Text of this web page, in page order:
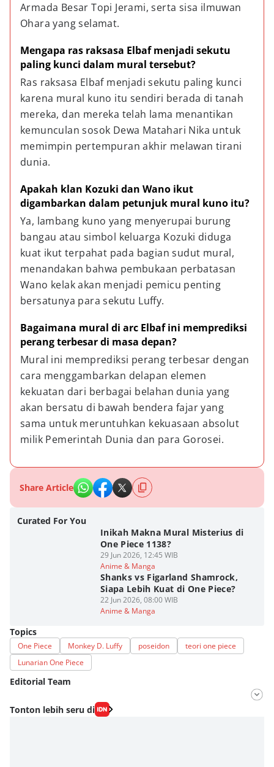
Armada Besar Topi Jerami, serta sisa ilmuwan
Ohara yang selamat.
Mengapa ras raksasa Elbaf menjadi sekutu
paling kunci dalam mural tersebut?
Ras raksasa Elbaf menjadi sekutu paling kunci
karena mural kuno itu sendiri berada di tanah
mereka, dan mereka telah lama menantikan
kemunculan sosok Dewa Matahari Nika untuk
memimpin pertempuran akhir melawan tirani
dunia.
Apakah klan Kozuki dan Wano ikut
digambarkan dalam petunjuk mural kuno itu?
Ya, lambang kuno yang menyerupai burung
bangau atau simbol keluarga Kozuki diduga
kuat ikut terpahat pada bagian sudut mural,
menandakan bahwa pembukaan perbatasan
Wano kelak akan menjadi pemicu penting
bersatunya para sekutu Luffy.
Bagaimana mural di arc Elbaf ini memprediksi
perang terbesar di masa depan?
Mural ini memprediksi perang terbesar dengan
cara menggambarkan delapan elemen
kekuatan dari berbagai belahan dunia yang
akan bersatu di bawah bendera fajar yang
sama untuk meruntuhkan kekuasaan absolut
milik Pemerintah Dunia dan para Gorosei.
Share Article
Curated For You
Inikah Makna Mural Misterius di
One Piece 1138?
29 Jun 2026, 12:45 WIB
Anime & Manga
Shanks vs Figarland Shamrock,
Siapa Lebih Kuat di One Piece?
22 Jun 2026, 08:00 WIB
Anime & Manga
Topics
One Piece Monkey D. Luffy poseidon
teori one piece
Lunarian One Piece
Editorial Team
Editor
Fahrul Razi Uni Nurullah
Tonton lebih seru di